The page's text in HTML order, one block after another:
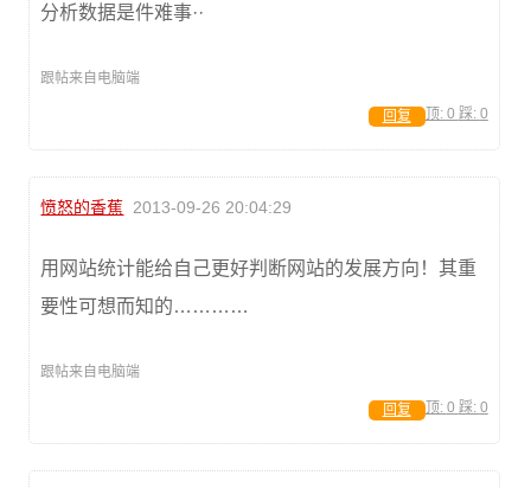
分析数据是件难事··
跟帖来自电脑端
顶: 0 踩: 0
回复
愤怒的香蕉 2013-09-26 20:04:29
用网站统计能给自己更好判断网站的发展方向！其重
要性可想而知的…………
跟帖来自电脑端
顶: 0 踩: 0
回复